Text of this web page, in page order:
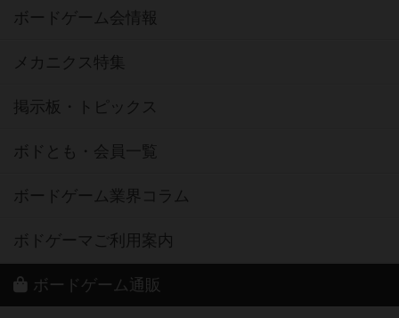
ボードゲーム会情報
メカニクス特集
掲示板・トピックス
ボドとも・会員一覧
ボードゲーム業界コラム
ボドゲーマご利用案内
ボードゲーム通販